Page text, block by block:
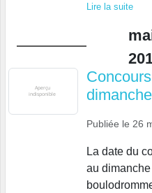
Lire la suite
Publiée le 26
La date du
au